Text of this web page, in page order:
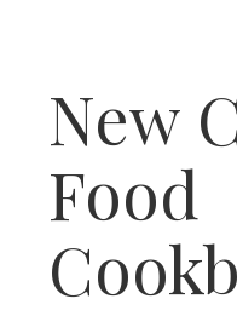
New
Food